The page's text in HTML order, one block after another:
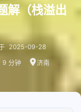
解（栈溢出
2025-09-28
9 分钟 济南